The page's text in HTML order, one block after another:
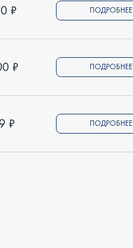
₽ ПОДРОБНЕЕ
₽ ПОДРОБНЕЕ
₽ ПОДРОБНЕЕ